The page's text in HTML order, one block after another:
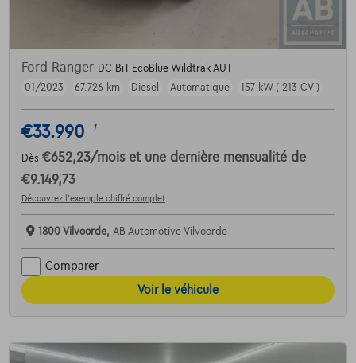
Ford Ranger DC BiT EcoBlue Wildtrak AUT
01/2023
67.726 km Diesel Automatique 157 kW ( 213 CV )
€33.990 1
Dès €652,23/mois et une dernière mensualité de
€9.149,73
Découvrez l’exemple chiffré complet
1800 Vilvoorde, AB Automotive Vilvoorde
Comparer
Voir le véhicule